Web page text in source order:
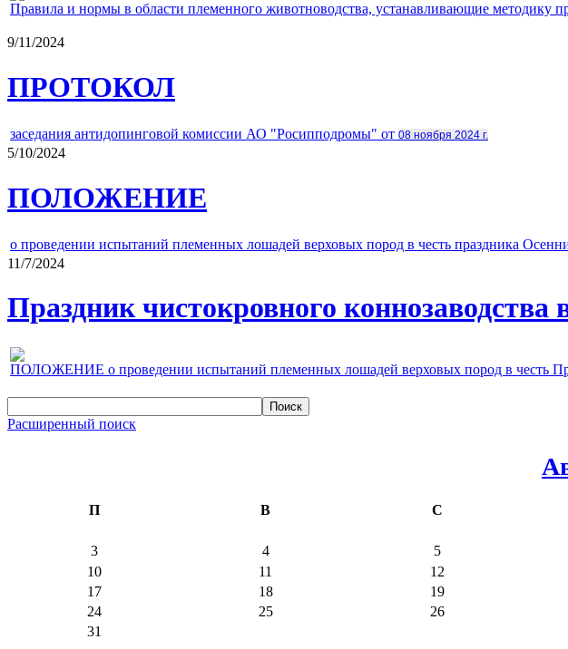
Правила и нормы в области племенного животноводства, устанавливающие
9/11/2024
ПРОТОКОЛ
заседания антидопинговой комиссии АО "Росипподромы" от 08 ноября 2024 г.
5/10/2024
ПОЛОЖЕНИЕ
о проведении испытаний племенных лошадей верховых пород в честь праздника
11/7/2024
Праздник чистокровного коннозаводства
ПОЛОЖЕНИЕ о проведении испытаний племенных лошадей верховых пород в честь
Расширенный поиск
П В С
3
4 5
10
11 12
17
18 19
24
25 26
31